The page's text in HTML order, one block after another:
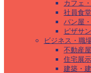
カフェ
社員食
パン屋
ピザサ
ビジネス・職
不動産
住宅展
建築・